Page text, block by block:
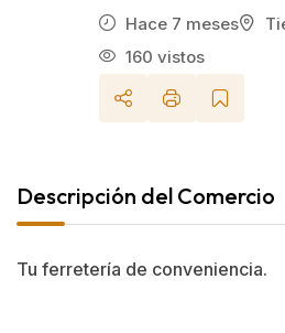
Hace 7 meses
160 vistos
Descripción del Comercio
Tu ferretería de conveniencia.